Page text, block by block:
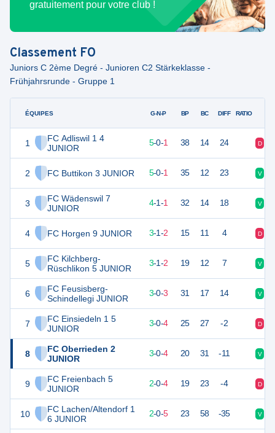
gratuitement pour votre club !
Classement FO
Juniors C 2ème Degré - Junioren C2 Stärkeklasse -
Frühjahrsrunde - Gruppe 1
ÉQUIPES
1
FC Adliswil 1 4
JUNIOR
2 FC Buttikon 3 JUNIOR
3
FC Wädenswil 7
JUNIOR
4 FC Horgen 9 JUNIOR
5
FC Kilchberg-
Rüschlikon 5 JUNIOR
6
FC Feusisberg-
Schindellegi JUNIOR
7
FC Einsiedeln 1 5
JUNIOR
8
FC Oberrieden 2
JUNIOR
9
FC Freienbach 5
JUNIOR
10
FC Lachen/Altendorf 1
6 JUNIOR
G-N-P BP BC DIFF RATIO
5-0-1 38 14 24 D
15 6 5-0-1 35 12 23 V
13 4-1-1 32 14 18 V
10 6 3-1-2 15 11 4 D
10 6 3-1-2 19 12 7 V
9 3-0-3 31 17 14 V
9 3-0-4 25 27 -2 D
9 3-0-4 20 31 -11 V
6 2-0-4 19 23 -4 D
6 7 2-0-5 23 58 -35 V